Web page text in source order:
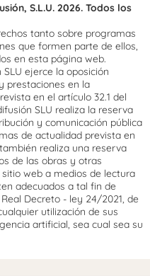
S.L.U. 2026. Todos los
tanto sobre programas
que formen parte de ellos,
en esta página web.
ejerce la oposición
prestaciones en la
en el artículo 32.1 del
SLU realiza la reserva
y comunicación pública
de actualidad prevista en
realiza una reserva
de las obras y otras
web a medios de lectura
adecuados a tal fin de
Decreto - ley 24/2021, de
utilización de sus
artificial, sea cual sea su